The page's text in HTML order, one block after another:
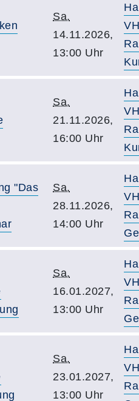
Sa.
14.11.2026,
13:00 Uhr
Sa.
21.11.2026,
16:00 Uhr
"Das
Sa.
28.11.2026,
14:00 Uhr
Sa.
16.01.2027,
13:00 Uhr
Sa.
23.01.2027,
13:00 Uhr